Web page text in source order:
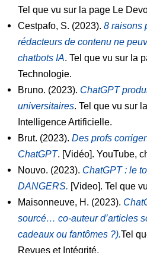
Tel que vu sur la page Le
Cestpafo, S. (2023). 8 raisons
rédacteurs de contenu ne
chatbots IA. Tel que vu sur la
Technologie.
Bruno. (2023). ChatGPT
universitaires. Tel que vu sur
Intelligence Artificielle.
Brut. (2023). Des profs
ChatGPT. [Vidéo]. YouTube,
Nouvo. (2023). ChatGPT : le
DANGERS. [Video]. Tel que
Maisonneuve, H. (2023).
sourcé… co-auteur d’articles
cadeaux ou fantômes ?).Tel
Revues et Intégrité.